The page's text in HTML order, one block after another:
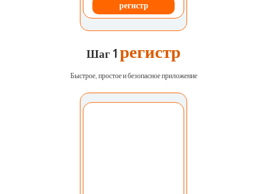
регистр
Шаг 1 регистр
Быстрое, простое и безопасное приложение